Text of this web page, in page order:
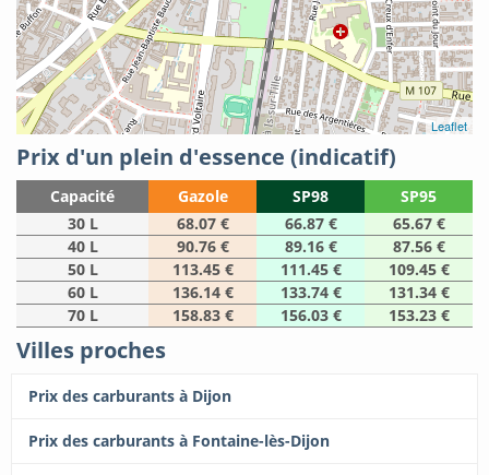
Leaflet
Prix d'un plein d'essence (indicatif)
Capacité Gazole SP98
SP95
30 L
68.07 € 66.87 €
65.67 €
40 L
90.76 € 89.16 €
87.56 €
50 L
113.45 € 111.45 €
109.45 €
60 L
136.14 € 133.74 €
131.34 €
70 L
158.83 € 156.03 € 153.23 €
Villes proches
Prix des carburants à Dijon
Prix des carburants à Fontaine-lès-Dijon